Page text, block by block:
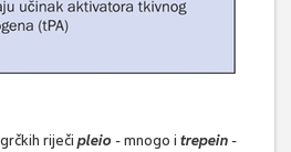
riječi pleio - mnogo i trepein-